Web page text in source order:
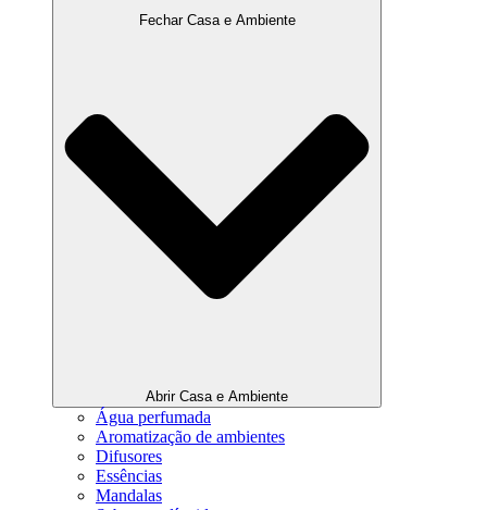
Fechar Casa e Ambiente
Abrir Casa e Ambiente
Água perfumada
Aromatização de ambientes
Difusores
Essências
Mandalas